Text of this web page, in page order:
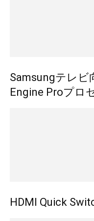
Samsungテレビ
Engine Proプロ
HDMI Quick